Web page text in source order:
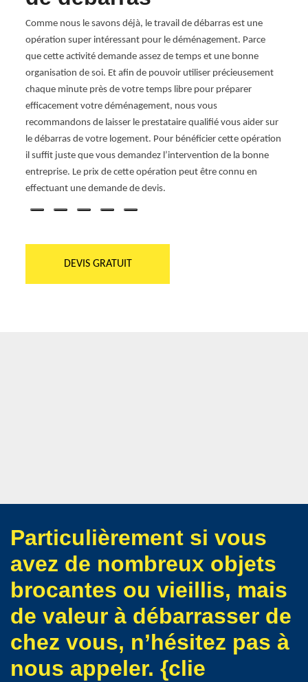
Comme nous le savons déjà, le travail de débarras est une
opération super intéressant pour le déménagement. Parce
que cette activité demande assez de temps et une bonne
organisation de soi. Et afin de pouvoir utiliser précieusement
chaque minute près de votre temps libre pour préparer
efficacement votre déménagement, nous vous
recommandons de laisser le prestataire qualifié vous aider sur
le débarras de votre logement. Pour bénéficier cette opération
il suffit juste que vous demandez l’intervention de la bonne
entreprise. Le prix de cette opération peut être connu en
effectuant une demande de devis.
DEVIS GRATUIT
Particulièrement si vous
avez de nombreux objets
brocantes ou vieillis, mais
de valeur à débarrasser de
chez vous, n’hésitez pas à
nous appeler. {clie